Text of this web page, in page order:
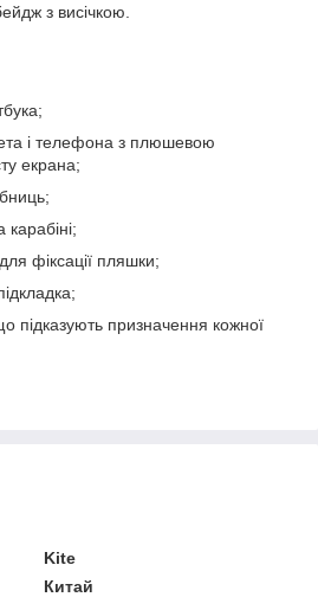
з висічкою.
і телефона з плюшевою
екрана;
фіксації пляшки;
що підказують призначення кожної
Kite
Китай